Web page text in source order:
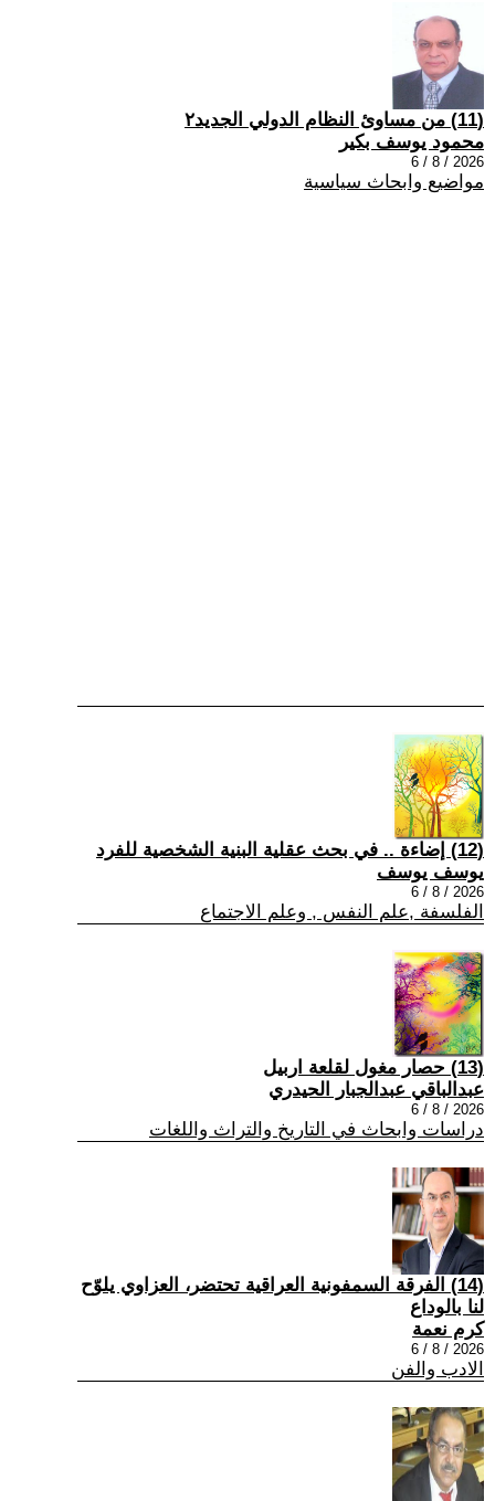
(11) من مساوئ النظام الدولي الجديد٢
محمود يوسف بكير
2026 / 8 / 6
مواضيع وابحاث سياسية
(12) إضاءة .. في بحث عقلية البنية الشخصية للفرد
يوسف يوسف
2026 / 8 / 6
الفلسفة ,علم النفس , وعلم الاجتماع
(13) حصار مغول لقلعة اربيل
عبدالباقي عبدالجبار الحيدري
2026 / 8 / 6
دراسات وابحاث في التاريخ والتراث واللغات
(14) الفرقة السمفونية العراقية تحتضر، العزاوي يلوّح
لنا بالوداع
كرم نعمة
2026 / 8 / 6
الادب والفن